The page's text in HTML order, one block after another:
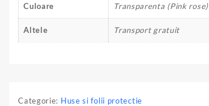
Culoare Transparenta (Pink rose)
Altele Transport gratuit
Categorie: Huse si folii protectie